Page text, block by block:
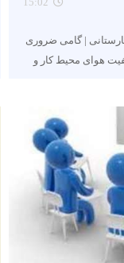
15:02
| گامی ضروری
هوای محیط کار و